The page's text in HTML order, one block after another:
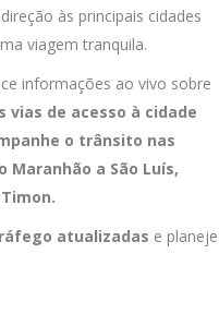
às principais cidades
viagem tranquila.
informações ao vivo sobre
vias de acesso à cidade
o trânsito nas
Maranhão a São Luís,
Timon.
atualizadas e planeje